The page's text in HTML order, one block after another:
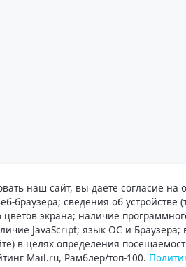
наш сайт, вы даете согласие на
браузера; сведения об
цветов экрана; наличие
JavaScript; язык ОС и
в целях определения
Mail.ru, Рамблер/топ-100.